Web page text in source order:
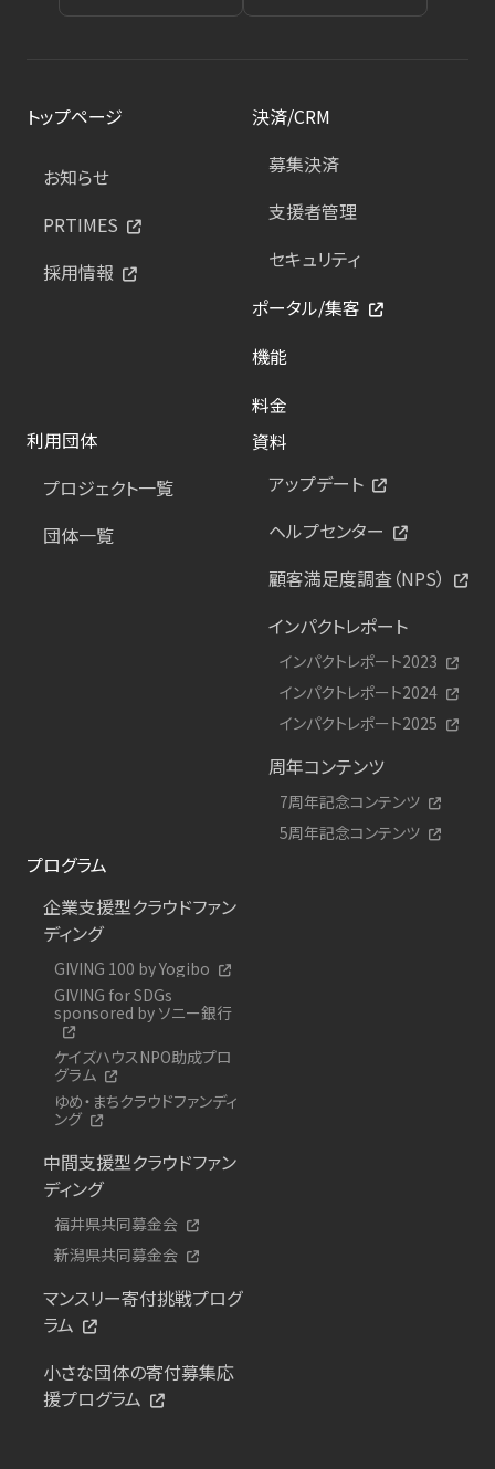
トップページ
お知らせ
PRTIMES
採用情報
決済/CRM
募集決済
支援者管理
セキュリティ
ポータル/集客
機能
料金
利用団体
プロジェクト一覧
団体一覧
資料
アップデート
ヘルプセンター
顧客満足度調査（NPS）
インパクトレポート
インパクトレポート2023
インパクトレポート2024
インパクトレポート2025
周年コンテンツ
7周年記念コンテンツ
5周年記念コンテンツ
プログラム
企業支援型クラウドファン
ディング
GIVING 100 by Yogibo
GIVING for SDGs
sponsored by ソニー銀行
ケイズハウスNPO助成プロ
グラム
ゆめ・まちクラウドファンディ
ング
中間支援型クラウドファン
ディング
福井県共同募金会
新潟県共同募金会
マンスリー寄付挑戦プログ
ラム
小さな団体の寄付募集応
援プログラム